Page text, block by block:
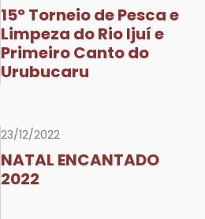
15º Torneio de Pesca e
Limpeza do Rio Ijuí e
Primeiro Canto do
Urubucaru
23/12/2022
NATAL ENCANTADO
2022